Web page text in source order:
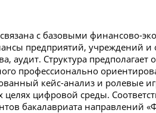
с базовыми финансово-
предприятий, учреждений и
аудит. Структура
профессионально
кейс-анализ и ролевые
целях цифровой среды.
бакалавриата направлений